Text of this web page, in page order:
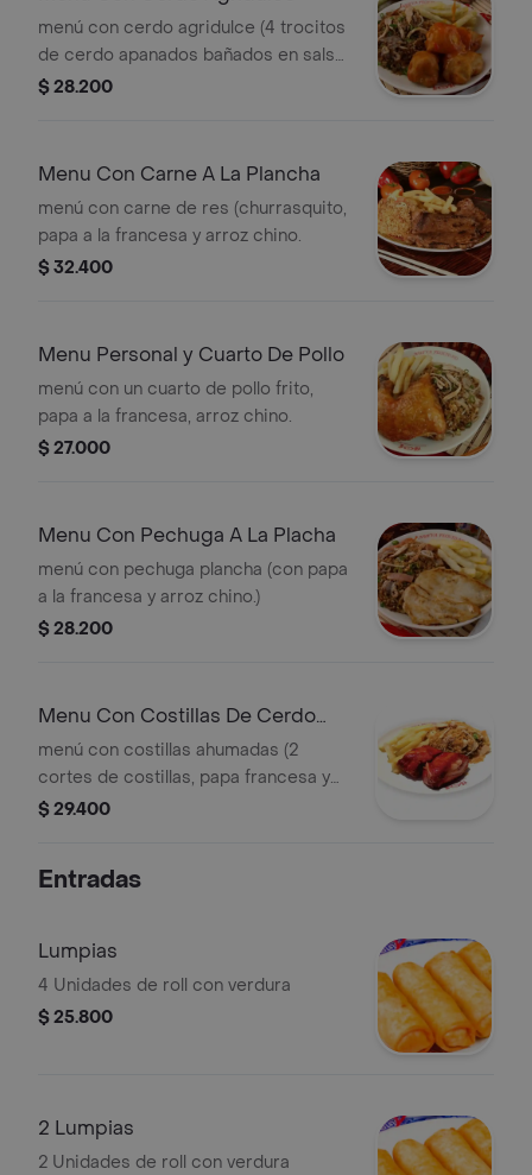
menú con cerdo agridulce (4 trocitos
de cerdo apanados bañados en salsa
agridulce, papa a la francesa y arroz
$ 28.200
Menu Con Carne A La Plancha
menú con carne de res (churrasquito,
papa a la francesa y arroz chino.
$ 32.400
Menu Personal y Cuarto De Pollo
menú con un cuarto de pollo frito,
papa a la francesa, arroz chino.
$ 27.000
Menu Con Pechuga A La Placha
menú con pechuga plancha (con papa
a la francesa y arroz chino.)
$ 28.200
Menu Con Costillas De Cerdo
Ahumadas
menú con costillas ahumadas (2
cortes de costillas, papa francesa y
arroz chino)
$ 29.400
Entradas
Lumpias
4 Unidades de roll con verdura
$ 25.800
2 Lumpias
2 Unidades de roll con verdura